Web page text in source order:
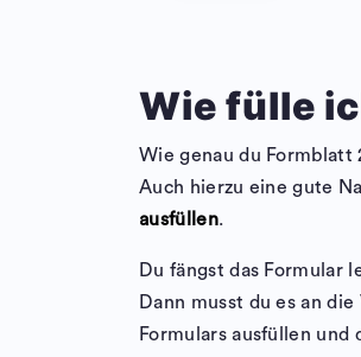
Wie fülle
Wie genau du Formblatt
Auch hierzu eine gute
ausfüllen.
Du fängst das Formular
Dann musst du es an
Formulars ausfüllen und